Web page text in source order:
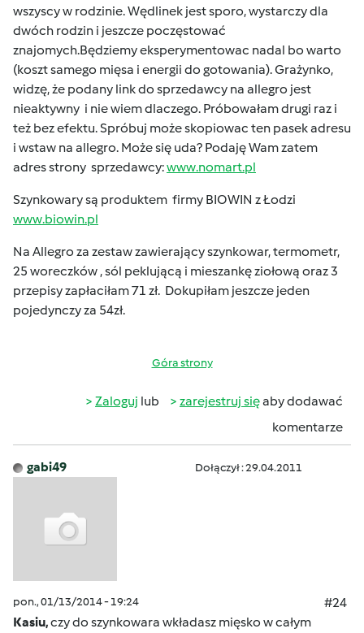
wszyscy w rodzinie. Wędlinek jest sporo, wystarczy dla
dwóch rodzin i jeszcze poczęstować
znajomych.Będziemy eksperymentowac nadal bo warto
(koszt samego mięsa i energii do gotowania). Grażynko,
widzę, że podany link do sprzedawcy na allegro jest
nieaktywny i nie wiem dlaczego. Próbowałam drugi raz i
też bez efektu. Spróbuj może skopiowac ten pasek adresu
i wstaw na allegro. Może się uda? Podaję Wam zatem
adres strony sprzedawcy:www.nomart.pl
Szynkowary są produktem firmy BIOWIN z Łodzi
www.biowin.pl
Na Allegro za zestaw zawierający szynkowar, termometr,
25 woreczków , sól peklującą i mieszankę ziołową oraz 3
przepisy zapłaciłam 71 zł. Dokupiłam jeszcze jeden
pojedynczy za 54zł.
Góra strony
Zaloguj lub zarejestruj sięaby dodawać
komentarze
gabi49 Dołączył : 29.04.2011
pon., 01/13/2014 - 19:24
#24
Kasiu,czy do szynkowara wkładasz mięsko w całym